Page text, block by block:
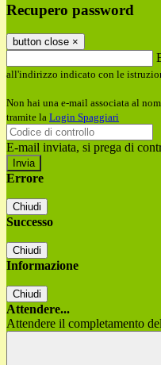
Recupero password
button close ×
all'indirizzo indicato con le
Non hai una e-mail associata al
tramite la Login Spaggiari
E-mail inviata, si prega di
Errore
Chiudi
Successo
Chiudi
Informazione
Chiudi
Attendere...
Attendere il completamento